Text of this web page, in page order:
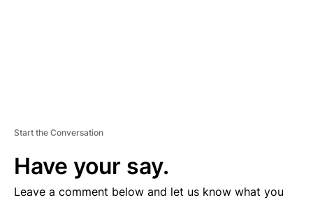
Start the Conversation
Have your say.
Leave a comment below and let us know what you